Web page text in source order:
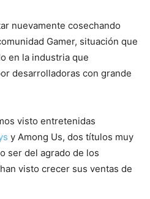
nuevamente cosechando
Gamer, situación que
en la industria que
desarrolladoras con grande
visto entretenidas
y Among Us, dos títulos muy
ser del agrado de los
visto crecer sus ventas de